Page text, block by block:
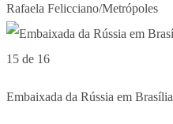
Rafaela Felicciano/Metrópoles
15 de 16
Embaixada da Rússia em Brasília